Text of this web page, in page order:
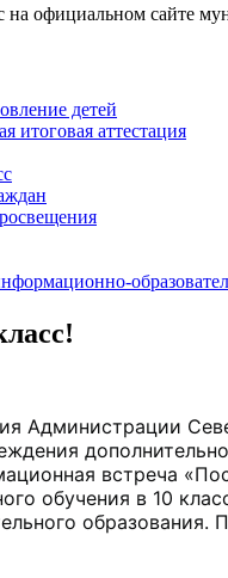
на официальном сайте
детей
итоговая аттестация
Администрации
встреча
обучения в 10